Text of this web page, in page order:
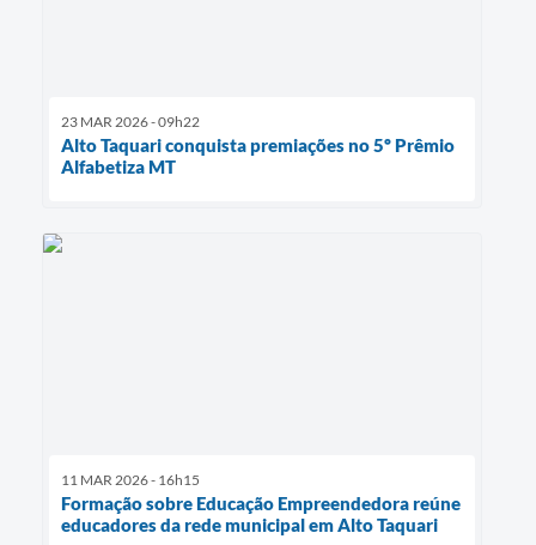
23 MAR 2026 - 09h22
Alto Taquari conquista premiações no 5º Prêmio
Alfabetiza MT
11 MAR 2026 - 16h15
Formação sobre Educação Empreendedora reúne
educadores da rede municipal em Alto Taquari